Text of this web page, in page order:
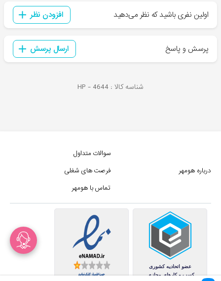
اولین نفری باشید که نظر می‌دهید افزودن نظر
پرسش و پاسخ ارسال پرسش
شناسه کالا : HP - 4644
درباره هومهر
سوالات متداول
فرصت های شغلی
تماس با هومهر